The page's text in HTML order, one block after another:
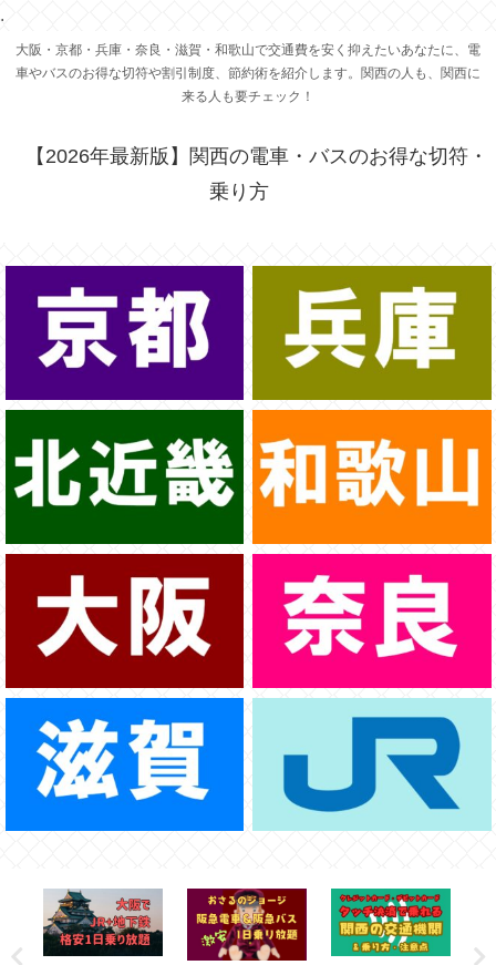
.
大阪・京都・兵庫・奈良・滋賀・和歌山で交通費を安く抑えたいあなたに、電
車やバスのお得な切符や割引制度、節約術を紹介します。関西の人も、関西に
来る人も要チェック！
【2026年最新版】関西の電車・バスのお得な切符・
乗り方